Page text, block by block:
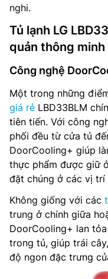
nghi.
Tủ lạnh LG
quản thông minh
Công nghệ
Một trong những
giá rẻ LBD33BLM
tiên tiến. Với công
phối đều từ cửa tủ
DoorCooling+ giúp
thực phẩm được giữ
đặt chúng ở các vị trí
Không giống với các
trung ở chính giữa
DoorCooling+ lan
trong tủ, giúp trái
độ ngon đặc trưng